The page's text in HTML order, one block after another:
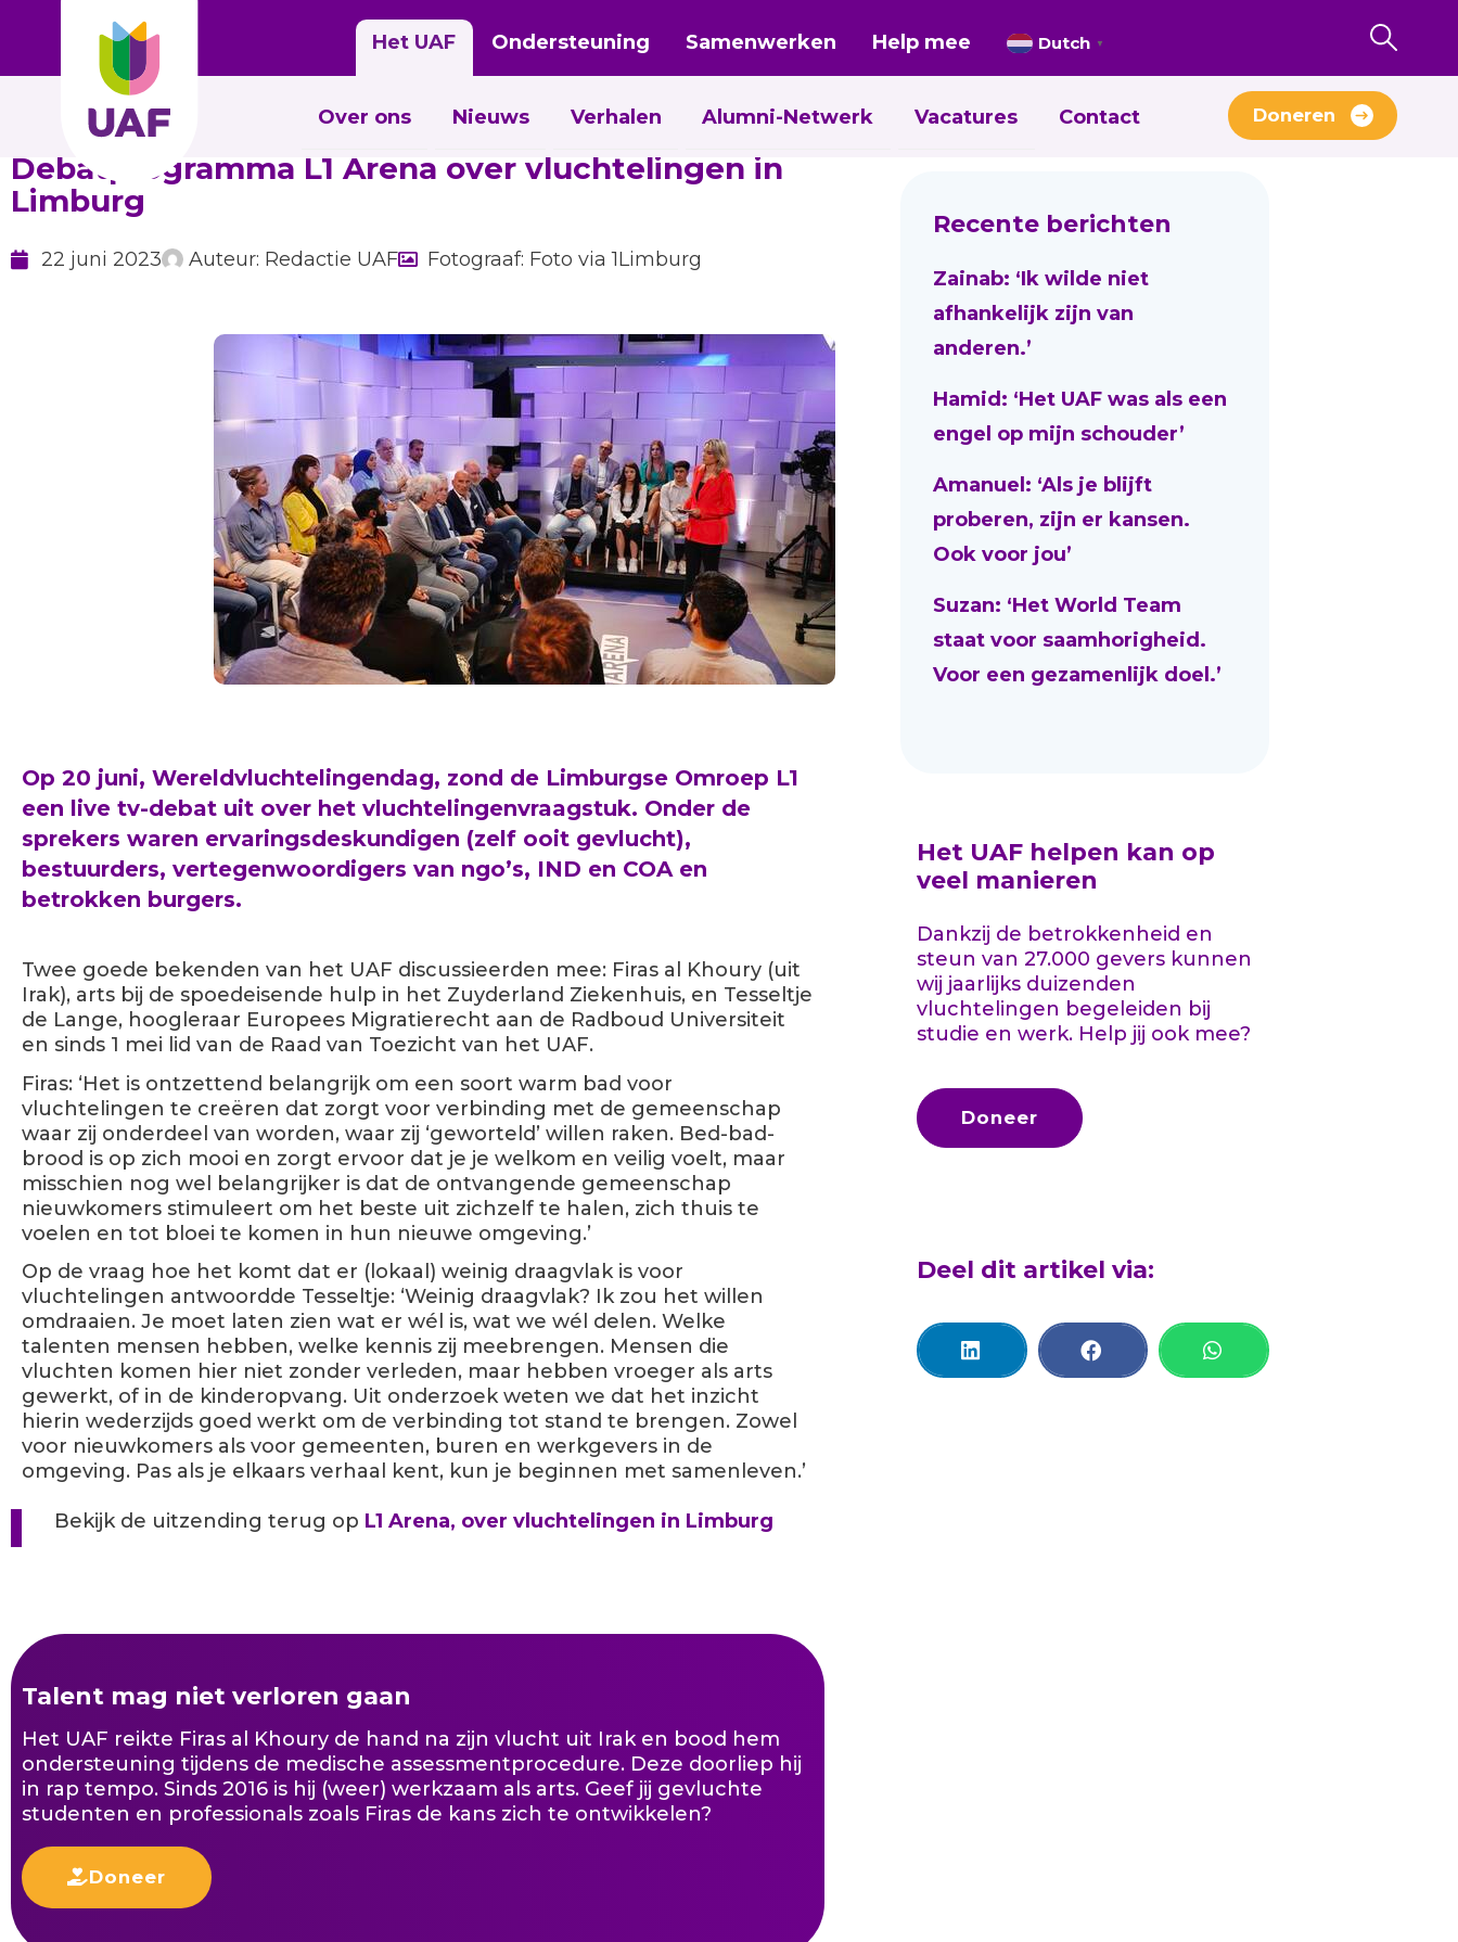
Het UAF
Over ons Nieuws Verhalen Alumni-Netwerk Vacatures Contact
Ondersteuning Samenwerken Help mee Dutch ▼
Doneren
Debatprogramma L1 Arena over vluchtelingen in
Limburg
22 juni 2023 Auteur: Redactie UAF Fotograaf: Foto via 1Limburg
Op 20 juni, Wereldvluchtelingendag, zond de Limburgse Omroep L1
een live tv-debat uit over het vluchtelingenvraagstuk. Onder de
sprekers waren ervaringsdeskundigen (zelf ooit gevlucht),
bestuurders, vertegenwoordigers van ngo’s, IND en COA en
betrokken burgers.
Twee goede bekenden van het UAF discussieerden mee: Firas al Khoury (uit
Irak), arts bij de spoedeisende hulp in het Zuyderland Ziekenhuis, en Tesseltje
de Lange, hoogleraar Europees Migratierecht aan de Radboud Universiteit
en sinds 1 mei lid van de Raad van Toezicht van het UAF.
Firas: ‘Het is ontzettend belangrijk om een soort warm bad voor
vluchtelingen te creëren dat zorgt voor verbinding met de gemeenschap
waar zij onderdeel van worden, waar zij ‘geworteld’ willen raken. Bed-bad-
brood is op zich mooi en zorgt ervoor dat je je welkom en veilig voelt, maar
misschien nog wel belangrijker is dat de ontvangende gemeenschap
nieuwkomers stimuleert om het beste uit zichzelf te halen, zich thuis te
voelen en tot bloei te komen in hun nieuwe omgeving.’
Op de vraag hoe het komt dat er (lokaal) weinig draagvlak is voor
vluchtelingen antwoordde Tesseltje: ‘Weinig draagvlak? Ik zou het willen
omdraaien. Je moet laten zien wat er wél is, wat we wél delen. Welke
talenten mensen hebben, welke kennis zij meebrengen. Mensen die
vluchten komen hier niet zonder verleden, maar hebben vroeger als arts
gewerkt, of in de kinderopvang. Uit onderzoek weten we dat het inzicht
hierin wederzijds goed werkt om de verbinding tot stand te brengen. Zowel
voor nieuwkomers als voor gemeenten, buren en werkgevers in de
omgeving. Pas als je elkaars verhaal kent, kun je beginnen met samenleven.’
Bekijk de uitzending terug op L1 Arena, over vluchtelingen in Limburg
Talent mag niet verloren gaan
Het UAF reikte Firas al Khoury de hand na zijn vlucht uit Irak en bood hem
ondersteuning tijdens de medische assessmentprocedure. Deze doorliep hij
in rap tempo. Sinds 2016 is hij (weer) werkzaam als arts. Geef jij gevluchte
studenten en professionals zoals Firas de kans zich te ontwikkelen?
Doneer
Recente berichten
Zainab: ‘Ik wilde niet
afhankelijk zijn van
anderen.’
Hamid: ‘Het UAF was als een
engel op mijn schouder’
Amanuel: ‘Als je blijft
proberen, zijn er kansen.
Ook voor jou’
Suzan: ‘Het World Team
staat voor saamhorigheid.
Voor een gezamenlijk doel.’
Het UAF helpen kan op
veel manieren
Dankzij de betrokkenheid en
steun van 27.000 gevers kunnen
wij jaarlijks duizenden
vluchtelingen begeleiden bij
studie en werk. Help jij ook mee?
Doneer
Deel dit artikel via: